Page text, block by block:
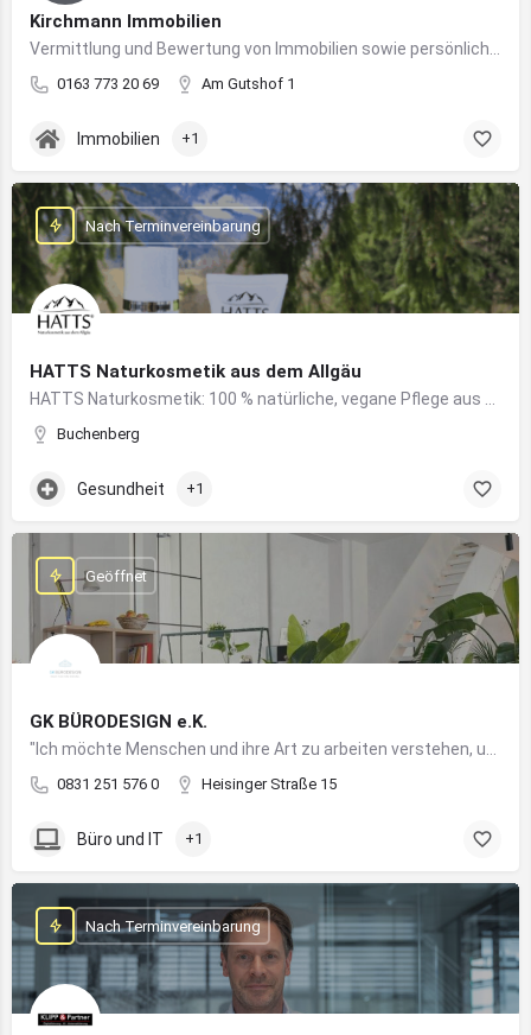
Kirchmann Immobilien
0163 773 20 69 Am Gutshof 1
Immobilien +1
HATTS Naturkosmetik aus dem Allgäu
Buchenberg
Nach Terminvereinbarung
Gesundheit +1
GK BÜRODESIGN e.K.
0831 251 576 0 Heisinger Straße 15
Geöffnet
Büro und IT +1
Nach Terminvereinbarung